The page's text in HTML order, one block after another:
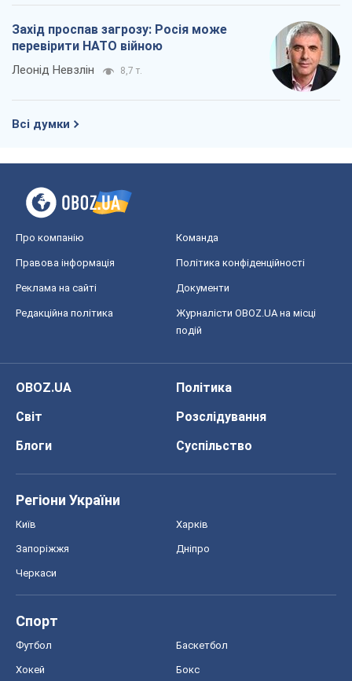
Захід проспав загрозу: Росія може
перевірити НАТО війною
Леонід Невзлін 8,7 т.
Всі думки
Про компанію Команда
Правова інформація Політика конфіденційності
Реклама на сайті Документи
Редакційна політика
Журналісти OBOZ.UA на місці
подій
OBOZ.UA
Політика
Світ
Розслідування
Блоги
Суспільство
Регіони України
Київ Харків
Запоріжжя Дніпро
Черкаси
Спорт
Футбол Баскетбол
Хокей Бокс